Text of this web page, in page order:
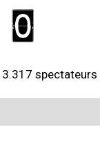
0
3.317 spectateurs